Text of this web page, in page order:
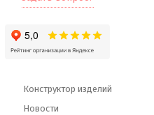
Конструктор изделий
Новости